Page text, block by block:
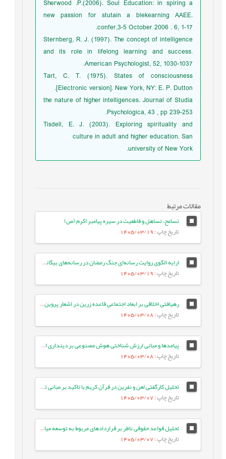
Sherwood .P.(2006). Soul Education: in spiring a
new passion for stutain a blekearning AAEE.
confer,3-5 October 2006 . 6, 1-17.
Sternberg, R. J. (1997). The concept of intelligence
and its role in lifelong learning and success.
American Psychologist, 52, 1030-1037.
Tart, C. T. (1975). States of consciousness
[Electronic version]. New York, NY: E. P. Dutton.
the nature of higher intelligences. Journal of Studia
Psychologica, 43 , pp 239-253.
Tisdell, E. J. (2003). Exploring spirituality and
culture in adult and higher education. San
university of New York.
مقالات مرتبط
تسامح، تساهل و قاطعیت در سیره پیامبر اکرم (ص)
تاریخ چاپ: 1405/03/19
ارایه الگوی روایت رسانه‌ای جنگ رمضان در رسانه‌های بیگانه: مطالعه موردی ایران اینترنشنال
تاریخ چاپ: 1405/03/19
رهیافتی اخلاقی بر ابعاد اجتماعی قاعده زرین در اشعار پروین اعتصامی
تاریخ چاپ: 1405/03/08
پیامدها و مبانی ارزش شناختی هوش مصنوعی بر دینداری انسان معاصر
تاریخ چاپ: 1405/03/08
تحلیل کارگفتی لعن و نفرین در قرآن کریم با تاکید بر مبانی تربیتی آن
تاریخ چاپ: 1405/03/07
تحلیل قواعد حقوقی ناظر بر قراردادهای مربوط به توسعه میادین مشترک نفت و گاز
تاریخ چاپ: 1405/03/07